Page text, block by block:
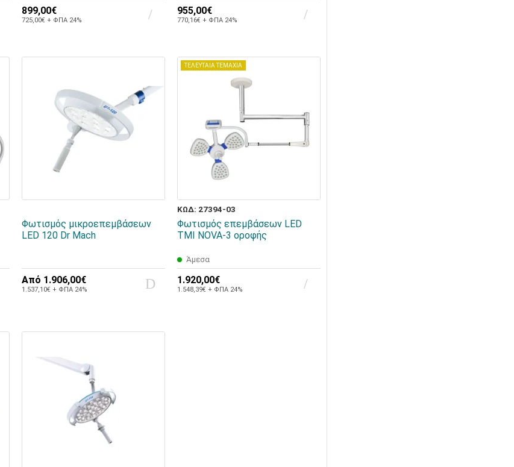
899,00€
725,00€ + ΦΠΑ 24%
955,00€
770,16€ + ΦΠΑ 24%
Φωτισμός μικροεπεμβάσεων
LED 120 Dr Mach
Από 1.906,00€
1.537,10€ + ΦΠΑ 24%
ΤΕΛΕΥΤΑΙΑ ΤΕΜΑΧΙΑ
ΚΩΔ: 27394-03
Φωτισμός επεμβάσεων LED
TMI NOVA-3 οροφής
Άμεσα
1.920,00€
1.548,39€ + ΦΠΑ 24%